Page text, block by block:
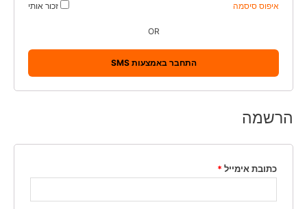
זכור אותי איפוס סיסמה
OR
התחבר באמצעות SMS
הרשמה
כתובת אימייל *